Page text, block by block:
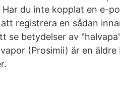
du inte kopplat en e-
registrera en sådan
se betydelser av
(Prosimii) är en